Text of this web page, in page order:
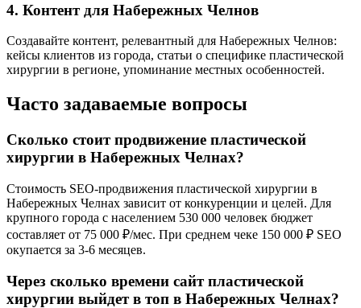
4. Контент для Набережных Челнов
Создавайте контент, релевантный для Набережных Челнов:
кейсы клиентов из города, статьи о специфике пластической
хирургии в регионе, упоминание местных особенностей.
Часто задаваемые вопросы
Сколько стоит продвижение пластической
хирургии в Набережных Челнах?
Стоимость SEO-продвижения пластической хирургии в
Набережных Челнах зависит от конкуренции и целей. Для
крупного города с населением 530 000 человек бюджет
составляет от 75 000 ₽/мес. При среднем чеке 150 000 ₽ SEO
окупается за 3-6 месяцев.
Через сколько времени сайт пластической
хирургии выйдет в топ в Набережных Челнах?